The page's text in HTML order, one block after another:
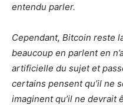
entendu parler.
Cependant, Bitcoin reste
beaucoup en parlent en
artificielle du sujet et
certains pensent qu’il ne
imaginent qu’il ne devrait